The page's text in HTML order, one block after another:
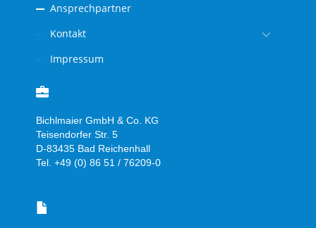
Ansprechpartner
Kontakt
Impressum
Bichlmaier GmbH & Co. KG
Teisendorfer Str. 5
D-83435 Bad Reichenhall
Tel. +49 (0) 86 51 / 76209-0